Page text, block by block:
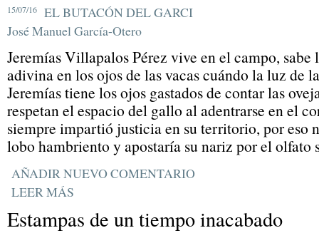
15/07/16
EL BUTACÓN DEL GARCI
José Manuel García-Otero
Jeremías Villapalos Pérez vive en el campo, sabe
adivina en los ojos de las vacas cuándo la luz de
Jeremías tiene los ojos gastados de contar las
respetan el espacio del gallo al adentrarse en el
siempre impartió justicia en su territorio, por eso
lobo hambriento y apostaría su nariz por el olfato
AÑADIR NUEVO COMENTARIO
LEER MÁS
Estampas de un tiempo inacabado